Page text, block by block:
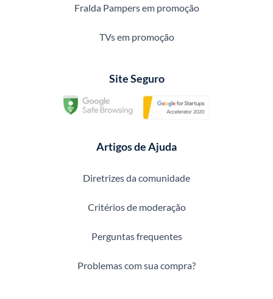
Fralda Pampers em promoção
TVs em promoção
Site Seguro
Artigos de Ajuda
Diretrizes da comunidade
Critérios de moderação
Perguntas frequentes
Problemas com sua compra?